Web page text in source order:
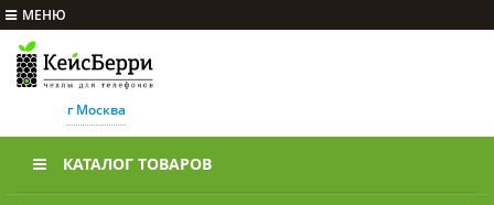
МЕНЮ
г Москва
КАТАЛОГ ТОВАРОВ